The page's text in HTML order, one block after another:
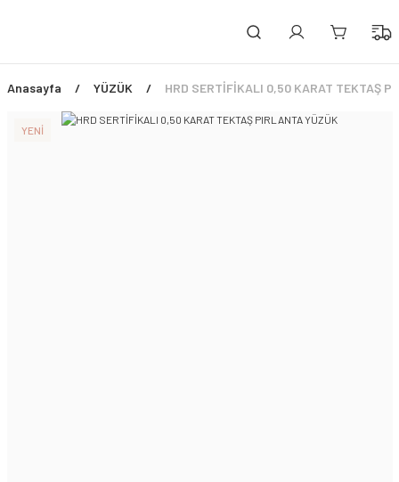
Anasayfa YÜZÜK HRD SERTİFİKALI 0,50 KARAT TEKTAŞ
YENİ